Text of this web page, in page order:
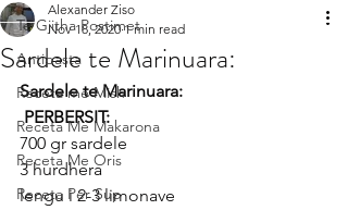
Te Gjitha Postimet
Antipasta
Receta me Mish
Receta Me Makarona
Receta Me Oris
Receta Per Sup
Sardele te Marinuara:
Alexander Ziso
Nov 18, 2020 1 min read
Sardele te Marinuara:
PERBERSIT:
700 gr sardele
3 hurdhera
lengu i 2-3 limonave